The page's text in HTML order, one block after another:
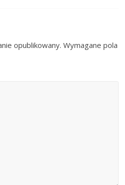
opublikowany. Wymagane pola